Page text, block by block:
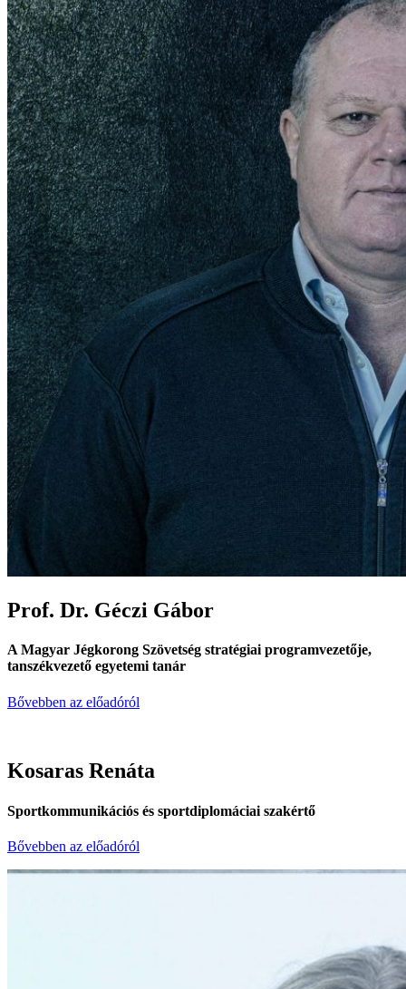
Prof. Dr. Géczi Gábor
A Magyar Jégkorong Szövetség stratégiai programvezetője,
tanszékvezető egyetemi tanár
Bővebben az előadóról
Kosaras Renáta
Sportkommunikációs és sportdiplomáciai szakértő
Bővebben az előadóról